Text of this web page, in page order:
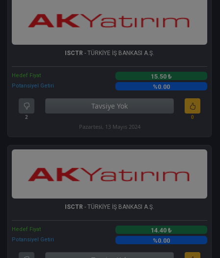
ISCTR - TÜRKİYE İŞ BANKASI A.Ş.
Hedef Fiyat 15.50 ₺
Potansiyel Getiri %0.00
2
Tavsiye Yok
0
Pazartesi, 13 Mayıs 2024
ISCTR - TÜRKİYE İŞ BANKASI A.Ş.
Hedef Fiyat 14.40 ₺
Potansiyel Getiri %0.00